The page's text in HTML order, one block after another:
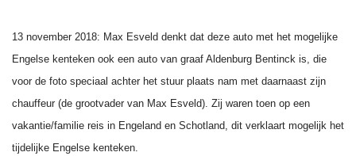
13 november 2018: Max Esveld denkt dat deze auto met het mogelijke
Engelse kenteken ook een auto van graaf Aldenburg Bentinck is, die
voor de foto speciaal achter het stuur plaats nam met daarnaast zijn
chauffeur (de grootvader van Max Esveld). Zij waren toen op een
vakantie/familie reis in Engeland en Schotland, dit verklaart mogelijk het
tijdelijke Engelse kenteken.